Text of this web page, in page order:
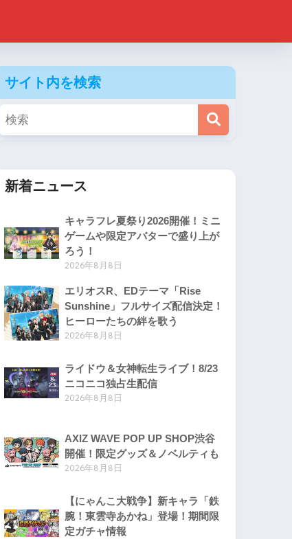
サイト内を検索
新着ニュース
キャラフレ夏祭り2026開催！ミニ
ゲームや限定アバターで盛り上が
ろう！
2026年8月8日
エリオスR、EDテーマ「Rise
Sunshine」フルサイズ配信決定！
ヒーローたちの絆を歌う
2026年8月8日
ライドウ＆女神転生ライブ！8/23
ニコニコ独占生配信
2026年8月8日
AXIZ WAVE POP UP SHOP渋谷
開催！限定グッズ＆ノベルティも
2026年8月8日
【にゃんこ大戦争】新キャラ「鉄
腕！東雲寺あかね」登場！期間限
定ガチャ情報